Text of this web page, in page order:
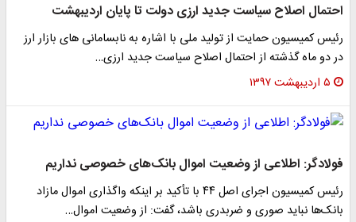
احتمال اصلاح سیاست جدید ارزی دولت تا پایان اردیبهشت
رئیس کمیسیون حمایت از تولید ملی با اشاره به نابسامانی های بازار ارز
در دو ماه گذشته از احتمال اصلاح سیاست جدید ارزی…
۵ اردیبهشت ۱۳۹۷
فولادگر: اطلاعی از وضعیت اموال بانک‌های خصوصی نداریم
رئیس کمیسیون اجرای اصل ۴۴ با تأکید بر اینکه واگذاری اموال مازاد
بانک‌ها نباید صوری و ضربدری باشد، گفت: از وضعیت اموال…